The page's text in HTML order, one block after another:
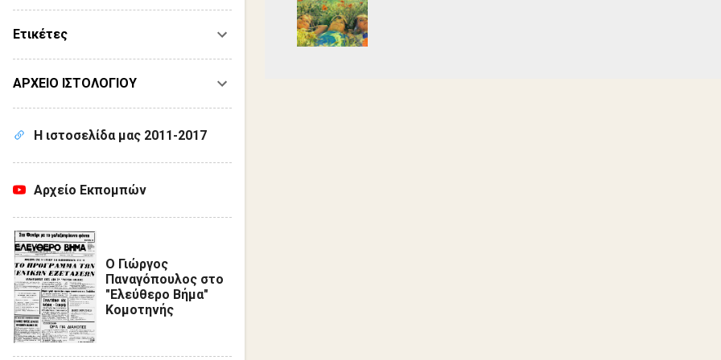
Ετικέτες
ΑΡΧΕΙΟ ΙΣΤΟΛΟΓΙΟΥ
Η ιστοσελίδα μας 2011-2017
Αρχείο Εκπομπών
Ο Γιώργος
Παναγόπουλος στο
"Ελεύθερο Βήμα"
Κομοτηνής